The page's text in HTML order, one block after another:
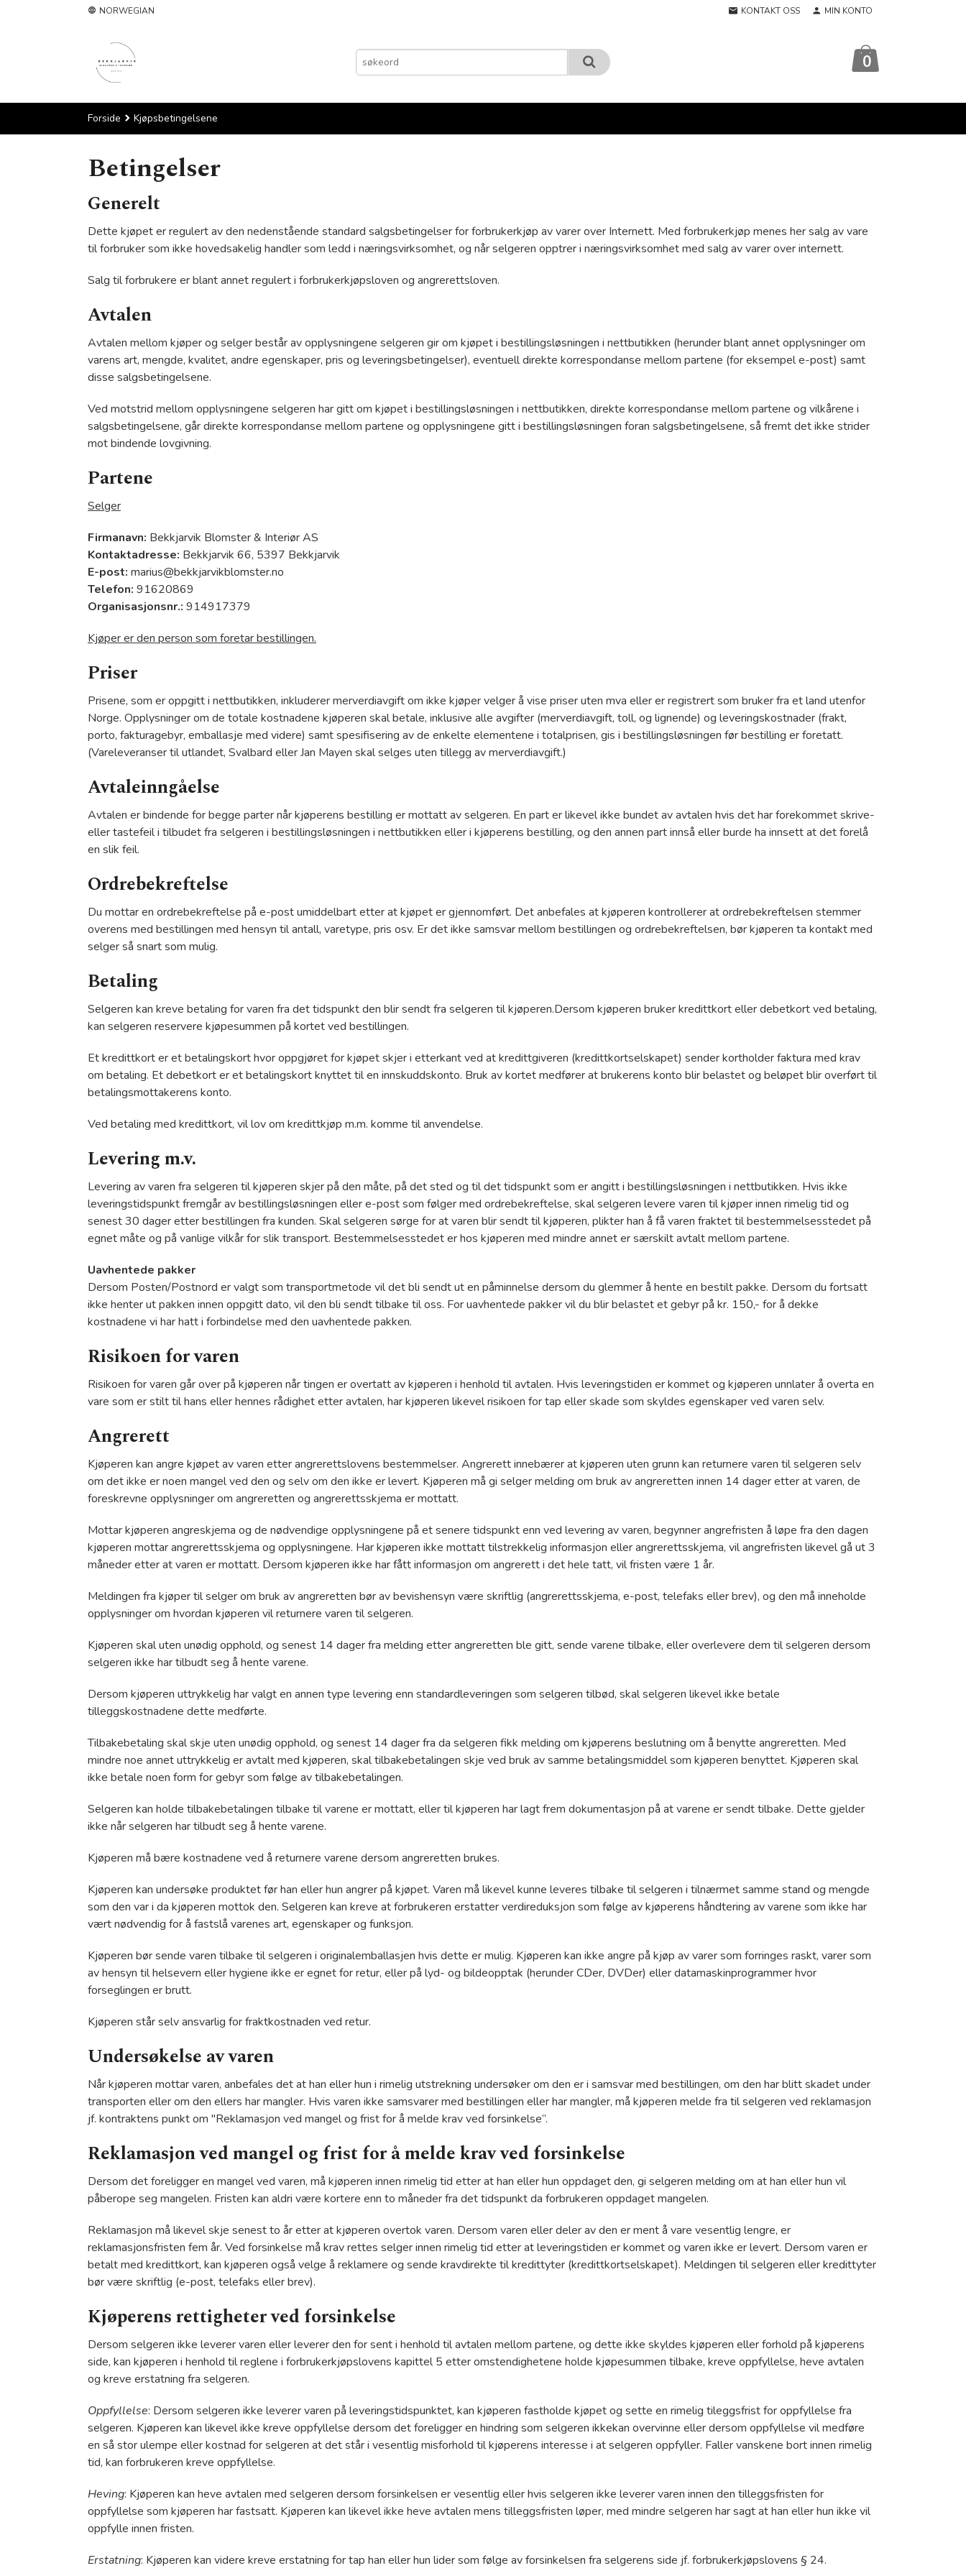
NORWEGIAN KONTAKT OSS MIN KONTO
0
Forside Kjøpsbetingelsene
Betingelser
Generelt
Dette kjøpet er regulert av den nedenstående standard salgsbetingelser for forbrukerkjøp av varer over Internett. Med forbrukerkjøp menes her salg av vare
til forbruker som ikke hovedsakelig handler som ledd i næringsvirksomhet, og når selgeren opptrer i næringsvirksomhet med salg av varer over internett.
Salg til forbrukere er blant annet regulert i forbrukerkjøpsloven og angrerettsloven.
Avtalen
Avtalen mellom kjøper og selger består av opplysningene selgeren gir om kjøpet i bestillingsløsningen i nettbutikken (herunder blant annet opplysninger om
varens art, mengde, kvalitet, andre egenskaper, pris og leveringsbetingelser), eventuell direkte korrespondanse mellom partene (for eksempel e-post) samt
disse salgsbetingelsene.
Ved motstrid mellom opplysningene selgeren har gitt om kjøpet i bestillingsløsningen i nettbutikken, direkte korrespondanse mellom partene og vilkårene i
salgsbetingelsene, går direkte korrespondanse mellom partene og opplysningene gitt i bestillingsløsningen foran salgsbetingelsene, så fremt det ikke strider
mot bindende lovgivning.
Partene
Selger
Firmanavn: Bekkjarvik Blomster & Interiør AS
Kontaktadresse: Bekkjarvik 66, 5397 Bekkjarvik
E-post: marius@bekkjarvikblomster.no
Telefon: 91620869
Organisasjonsnr.: 914917379
Kjøper er den person som foretar bestillingen.
Priser
Prisene, som er oppgitt i nettbutikken, inkluderer merverdiavgift om ikke kjøper velger å vise priser uten mva eller er registrert som bruker fra et land utenfor
Norge. Opplysninger om de totale kostnadene kjøperen skal betale, inklusive alle avgifter (merverdiavgift, toll, og lignende) og leveringskostnader (frakt,
porto, fakturagebyr, emballasje med videre) samt spesifisering av de enkelte elementene i totalprisen, gis i bestillingsløsningen før bestilling er foretatt.
(Vareleveranser til utlandet, Svalbard eller Jan Mayen skal selges uten tillegg av merverdiavgift.)
Avtaleinngåelse
Avtalen er bindende for begge parter når kjøperens bestilling er mottatt av selgeren. En part er likevel ikke bundet av avtalen hvis det har forekommet skrive-
eller tastefeil i tilbudet fra selgeren i bestillingsløsningen i nettbutikken eller i kjøperens bestilling, og den annen part innså eller burde ha innsett at det forelå
en slik feil.
Ordrebekreftelse
Du mottar en ordrebekreftelse på e-post umiddelbart etter at kjøpet er gjennomført. Det anbefales at kjøperen kontrollerer at ordrebekreftelsen stemmer
overens med bestillingen med hensyn til antall, varetype, pris osv. Er det ikke samsvar mellom bestillingen og ordrebekreftelsen, bør kjøperen ta kontakt med
selger så snart som mulig.
Betaling
Selgeren kan kreve betaling for varen fra det tidspunkt den blir sendt fra selgeren til kjøperen.Dersom kjøperen bruker kredittkort eller debetkort ved betaling,
kan selgeren reservere kjøpesummen på kortet ved bestillingen.
Et kredittkort er et betalingskort hvor oppgjøret for kjøpet skjer i etterkant ved at kredittgiveren (kredittkortselskapet) sender kortholder faktura med krav
om betaling. Et debetkort er et betalingskort knyttet til en innskuddskonto. Bruk av kortet medfører at brukerens konto blir belastet og beløpet blir overført til
betalingsmottakerens konto.
Ved betaling med kredittkort, vil lov om kredittkjøp m.m. komme til anvendelse.
Levering m.v.
Levering av varen fra selgeren til kjøperen skjer på den måte, på det sted og til det tidspunkt som er angitt i bestillingsløsningen i nettbutikken. Hvis ikke
leveringstidspunkt fremgår av bestillingsløsningen eller e-post som følger med ordrebekreftelse, skal selgeren levere varen til kjøper innen rimelig tid og
senest 30 dager etter bestillingen fra kunden. Skal selgeren sørge for at varen blir sendt til kjøperen, plikter han å få varen fraktet til bestemmelsesstedet på
egnet måte og på vanlige vilkår for slik transport. Bestemmelsesstedet er hos kjøperen med mindre annet er særskilt avtalt mellom partene.
Uavhentede pakker
Dersom Posten/Postnord er valgt som transportmetode vil det bli sendt ut en påminnelse dersom du glemmer å hente en bestilt pakke. Dersom du fortsatt
ikke henter ut pakken innen oppgitt dato, vil den bli sendt tilbake til oss. For uavhentede pakker vil du blir belastet et gebyr på kr. 150,- for å dekke
kostnadene vi har hatt i forbindelse med den uavhentede pakken.
Risikoen for varen
Risikoen for varen går over på kjøperen når tingen er overtatt av kjøperen i henhold til avtalen. Hvis leveringstiden er kommet og kjøperen unnlater å overta en
vare som er stilt til hans eller hennes rådighet etter avtalen, har kjøperen likevel risikoen for tap eller skade som skyldes egenskaper ved varen selv.
Angrerett
Kjøperen kan angre kjøpet av varen etter angrerettslovens bestemmelser. Angrerett innebærer at kjøperen uten grunn kan returnere varen til selgeren selv
om det ikke er noen mangel ved den og selv om den ikke er levert. Kjøperen må gi selger melding om bruk av angreretten innen 14 dager etter at varen, de
foreskrevne opplysninger om angreretten og angrerettsskjema er mottatt.
Mottar kjøperen angreskjema og de nødvendige opplysningene på et senere tidspunkt enn ved levering av varen, begynner angrefristen å løpe fra den dagen
kjøperen mottar angrerettsskjema og opplysningene. Har kjøperen ikke mottatt tilstrekkelig informasjon eller angrerettsskjema, vil angrefristen likevel gå ut 3
måneder etter at varen er mottatt. Dersom kjøperen ikke har fått informasjon om angrerett i det hele tatt, vil fristen være 1 år.
Meldingen fra kjøper til selger om bruk av angreretten bør av bevishensyn være skriftlig (angrerettsskjema, e-post, telefaks eller brev), og den må inneholde
opplysninger om hvordan kjøperen vil returnere varen til selgeren.
Kjøperen skal uten unødig opphold, og senest 14 dager fra melding etter angreretten ble gitt, sende varene tilbake, eller overlevere dem til selgeren dersom
selgeren ikke har tilbudt seg å hente varene.
Dersom kjøperen uttrykkelig har valgt en annen type levering enn standardleveringen som selgeren tilbød, skal selgeren likevel ikke betale
tilleggskostnadene dette medførte.
Tilbakebetaling skal skje uten unødig opphold, og senest 14 dager fra da selgeren fikk melding om kjøperens beslutning om å benytte angreretten. Med
mindre noe annet uttrykkelig er avtalt med kjøperen, skal tilbakebetalingen skje ved bruk av samme betalingsmiddel som kjøperen benyttet. Kjøperen skal
ikke betale noen form for gebyr som følge av tilbakebetalingen.
Selgeren kan holde tilbakebetalingen tilbake til varene er mottatt, eller til kjøperen har lagt frem dokumentasjon på at varene er sendt tilbake. Dette gjelder
ikke når selgeren har tilbudt seg å hente varene.
Kjøperen må bære kostnadene ved å returnere varene dersom angreretten brukes.
Kjøperen kan undersøke produktet før han eller hun angrer på kjøpet. Varen må likevel kunne leveres tilbake til selgeren i tilnærmet samme stand og mengde
som den var i da kjøperen mottok den. Selgeren kan kreve at forbrukeren erstatter verdireduksjon som følge av kjøperens håndtering av varene som ikke har
vært nødvendig for å fastslå varenes art, egenskaper og funksjon.
Kjøperen bør sende varen tilbake til selgeren i originalemballasjen hvis dette er mulig. Kjøperen kan ikke angre på kjøp av varer som forringes raskt, varer som
av hensyn til helsevern eller hygiene ikke er egnet for retur, eller på lyd- og bildeopptak (herunder CDer, DVDer) eller datamaskinprogrammer hvor
forseglingen er brutt.
Kjøperen står selv ansvarlig for fraktkostnaden ved retur.
Undersøkelse av varen
Når kjøperen mottar varen, anbefales det at han eller hun i rimelig utstrekning undersøker om den er i samsvar med bestillingen, om den har blitt skadet under
transporten eller om den ellers har mangler. Hvis varen ikke samsvarer med bestillingen eller har mangler, må kjøperen melde fra til selgeren ved reklamasjon
jf. kontraktens punkt om "Reklamasjon ved mangel og frist for å melde krav ved forsinkelse”.
Reklamasjon ved mangel og frist for å melde krav ved forsinkelse
Dersom det foreligger en mangel ved varen, må kjøperen innen rimelig tid etter at han eller hun oppdaget den, gi selgeren melding om at han eller hun vil
påberope seg mangelen. Fristen kan aldri være kortere enn to måneder fra det tidspunkt da forbrukeren oppdaget mangelen.
Reklamasjon må likevel skje senest to år etter at kjøperen overtok varen. Dersom varen eller deler av den er ment å vare vesentlig lengre, er
reklamasjonsfristen fem år. Ved forsinkelse må krav rettes selger innen rimelig tid etter at leveringstiden er kommet og varen ikke er levert. Dersom varen er
betalt med kredittkort, kan kjøperen også velge å reklamere og sende kravdirekte til kredittyter (kredittkortselskapet). Meldingen til selgeren eller kredittyter
bør være skriftlig (e-post, telefaks eller brev).
Kjøperens rettigheter ved forsinkelse
Dersom selgeren ikke leverer varen eller leverer den for sent i henhold til avtalen mellom partene, og dette ikke skyldes kjøperen eller forhold på kjøperens
side, kan kjøperen i henhold til reglene i forbrukerkjøpslovens kapittel 5 etter omstendighetene holde kjøpesummen tilbake, kreve oppfyllelse, heve avtalen
og kreve erstatning fra selgeren.
Oppfyllelse: Dersom selgeren ikke leverer varen på leveringstidspunktet, kan kjøperen fastholde kjøpet og sette en rimelig tileggsfrist for oppfyllelse fra
selgeren. Kjøperen kan likevel ikke kreve oppfyllelse dersom det foreligger en hindring som selgeren ikkekan overvinne eller dersom oppfyllelse vil medføre
en så stor ulempe eller kostnad for selgeren at det står i vesentlig misforhold til kjøperens interesse i at selgeren oppfyller. Faller vanskene bort innen rimelig
tid, kan forbrukeren kreve oppfyllelse.
Heving: Kjøperen kan heve avtalen med selgeren dersom forsinkelsen er vesentlig eller hvis selgeren ikke leverer varen innen den tilleggsfristen for
oppfyllelse som kjøperen har fastsatt. Kjøperen kan likevel ikke heve avtalen mens tilleggsfristen løper, med mindre selgeren har sagt at han eller hun ikke vil
oppfylle innen fristen.
Erstatning: Kjøperen kan videre kreve erstatning for tap han eller hun lider som følge av forsinkelsen fra selgerens side jf. forbrukerkjøpslovens § 24.